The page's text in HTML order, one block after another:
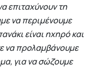
επιταχύνουν τη
να περιμένουμε
είναι ηχηρό και
να προλαμβάνουμε
για να σώζουμε